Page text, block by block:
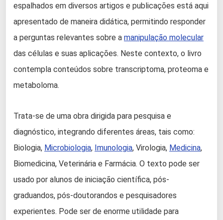
espalhados em diversos artigos e publicações está aqui
apresentado de maneira didática, permitindo responder
a perguntas relevantes sobre a manipulação molecular
das células e suas aplicações. Neste contexto, o livro
contempla conteúdos sobre transcriptoma, proteoma e
metaboloma.
Trata-se de uma obra dirigida para pesquisa e
diagnóstico, integrando diferentes áreas, tais como:
Biologia, Microbiologia, Imunologia, Virologia, Medicina,
Biomedicina, Veterinária e Farmácia. O texto pode ser
usado por alunos de iniciação científica, pós-
graduandos, pós-doutorandos e pesquisadores
experientes. Pode ser de enorme utilidade para